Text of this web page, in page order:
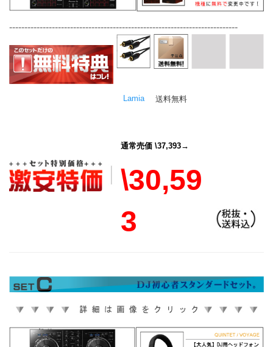
---------------------------------------------------------------------------
Lamia 送料無料
通常売価 \37,393→
\30,59
3